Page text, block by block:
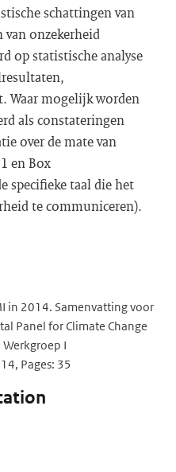
schattingen van
onzekerheid
op statistische analyse
Waar mogelijk worden
als constateringen
over de mate van
en Box
specifieke taal die het
te communiceren).
in 2014. Samenvatting voor
Panel for Climate Change
Werkgroep I
Pages: 35